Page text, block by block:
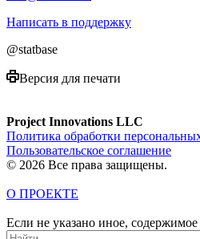
Написать в поддержку
@statbase
Версия для печати
Project Innovations LLC
Политика обработки
Пользовательское соглашение
© 2026 Все права защищены.
О ПРОЕКТЕ
Если не указано иное, содержимое